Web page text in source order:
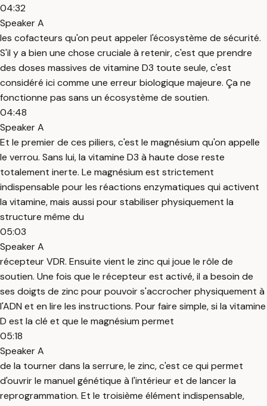
04:32
Speaker A
les cofacteurs qu'on peut appeler l'écosystème de sécurité.
S'il y a bien une chose cruciale à retenir, c'est que prendre
des doses massives de vitamine D3 toute seule, c'est
considéré ici comme une erreur biologique majeure. Ça ne
fonctionne pas sans un écosystème de soutien.
04:48
Speaker A
Et le premier de ces piliers, c'est le magnésium qu'on appelle
le verrou. Sans lui, la vitamine D3 à haute dose reste
totalement inerte. Le magnésium est strictement
indispensable pour les réactions enzymatiques qui activent
la vitamine, mais aussi pour stabiliser physiquement la
structure même du
05:03
Speaker A
récepteur VDR. Ensuite vient le zinc qui joue le rôle de
soutien. Une fois que le récepteur est activé, il a besoin de
ses doigts de zinc pour pouvoir s'accrocher physiquement à
l'ADN et en lire les instructions. Pour faire simple, si la vitamine
D est la clé et que le magnésium permet
05:18
Speaker A
de la tourner dans la serrure, le zinc, c'est ce qui permet
d'ouvrir le manuel génétique à l'intérieur et de lancer la
reprogrammation. Et le troisième élément indispensable,